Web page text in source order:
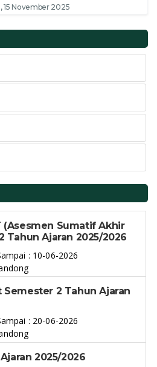
15 November 2025
(Asesmen Sumatif Akhir
Tahun Ajaran 2025/2026
: 10-06-2026
Semester 2 Tahun Ajaran
: 20-06-2026
2025/2026